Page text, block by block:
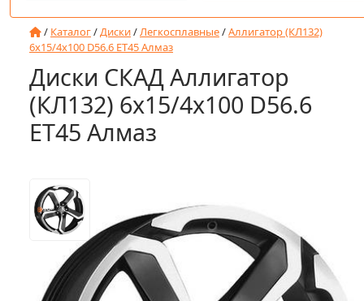
/ Каталог/Диски/Легкосплавные/Аллигатор (КЛ132)
6x15/4x100 D56.6 ET45 Алмаз
Диски СКАД Аллигатор
(КЛ132) 6x15/4x100 D56.6
ET45 Алмаз